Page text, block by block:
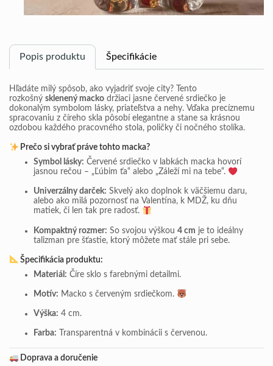
Popis produktu Špecifikácie
Hľadáte milý spôsob, ako vyjadriť svoje city? Tento
rozkošný sklenený macko držiaci jasne červené srdiečko je
dokonalým symbolom lásky, priateľstva a nehy. Vďaka precíznemu
spracovaniu z číreho skla pôsobí elegantne a stane sa krásnou
ozdobou každého pracovného stola, poličky či nočného stolíka.
Prečo si vybrať práve tohto macka?
Symbol lásky: Červené srdiečko v labkách macka hovorí
jasnou rečou – „Ľúbim ťa“ alebo „Záleží mi na tebe“.
Univerzálny darček: Skvelý ako doplnok k väčšiemu daru,
alebo ako milá pozornosť na Valentína, k MDŽ, ku dňu
matiek, či len tak pre radosť.
Kompaktný rozmer: So svojou výškou 4 cm je to ideálny
talizman pre šťastie, ktorý môžete mať stále pri sebe.
Špecifikácia produktu:
Materiál: Číre sklo s farebnými detailmi.
Motív: Macko s červeným srdiečkom.
Výška: 4 cm.
Farba: Transparentná v kombinácii s červenou.
Doprava a doručenie